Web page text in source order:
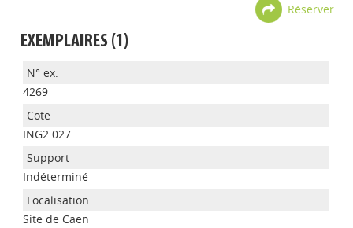
Réserver
EXEMPLAIRES (1)
4269
ING2 027
Indéterminé
Site de Caen